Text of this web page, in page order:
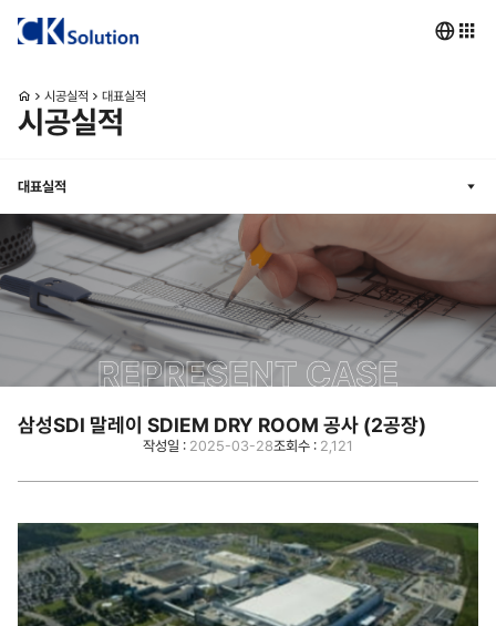
시공실적 대표실적
시공실적
대표실적
REPRESENT CASE
삼성SDI 말레이 SDIEM DRY ROOM 공사 (2공장)
작성일 : 2025-03-28조회수 : 2,121